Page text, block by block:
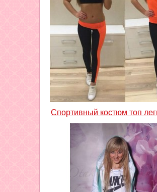
Спортивный костюм топ